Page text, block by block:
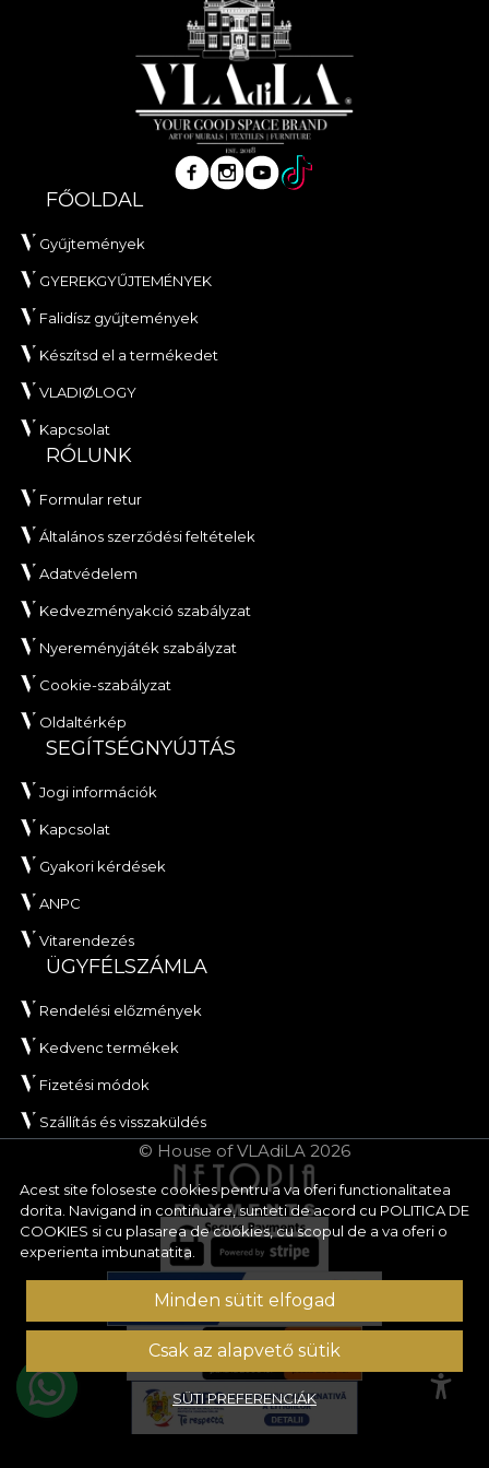
Acest site foloseste cookies pentru a va oferi functionalitatea
dorita. Navigand in continuare, sunteti de acord cu POLITICA DE
COOKIES si cu plasarea de cookies, cu scopul de a va oferi o
experienta imbunatatita.
Minden sütit elfogad
Csak az alapvető sütik
SÜTI PREFERENCIÁK
FŐOLDAL
Gyűjtemények
GYEREKGYŰJTEMÉNYEK
Falidísz gyűjtemények
Készítsd el a termékedet
VLADIØLOGY
Kapcsolat
RÓLUNK
Formular retur
Általános szerződési feltételek
Adatvédelem
Kedvezményakció szabályzat
Nyereményjáték szabályzat
Cookie-szabályzat
Oldaltérkép
SEGÍTSÉGNYÚJTÁS
Jogi információk
Kapcsolat
Gyakori kérdések
ANPC
Vitarendezés
ÜGYFÉLSZÁMLA
Rendelési előzmények
Kedvenc termékek
Fizetési módok
Szállítás és visszaküldés
© House of VLAdiLA 2026